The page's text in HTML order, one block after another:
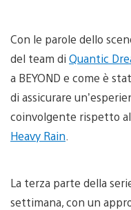
Con le parole dello
del team di Quantic
a BEYOND e come è
di assicurare
coinvolgente rispetto
Heavy Rain
La terza parte della
settimana, con un